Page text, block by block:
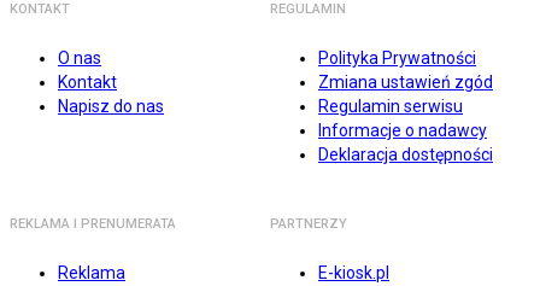
KONTAKT
O nas
Kontakt
Napisz do nas
REGULAMIN
Polityka Prywatności
Zmiana ustawień zgód
Regulamin serwisu
Informacje o nadawcy
Deklaracja dostępności
REKLAMA I PRENUMERATA
Reklama
PARTNERZY
E-kiosk.pl